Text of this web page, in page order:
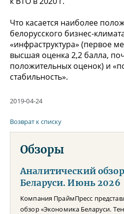
Что касается наиболее
белорусского бизнес-
«инфраструктура» (первое
высшая оценка 2,2 балла,
положительных оценок) и
стабильность».
2019-04-24
Возврат к списку
Обзоры
Аналитический
Беларуси. Июнь 2026
Компания ПраймПресс
обзор «Экономика Беларуси.